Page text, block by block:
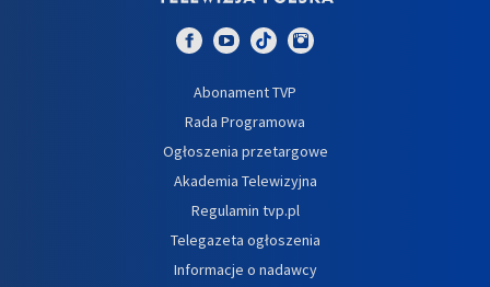
Abonament TVP
Rada Programowa
Ogłoszenia przetargowe
Akademia Telewizyjna
Regulamin tvp.pl
Telegazeta ogłoszenia
Informacje o nadawcy